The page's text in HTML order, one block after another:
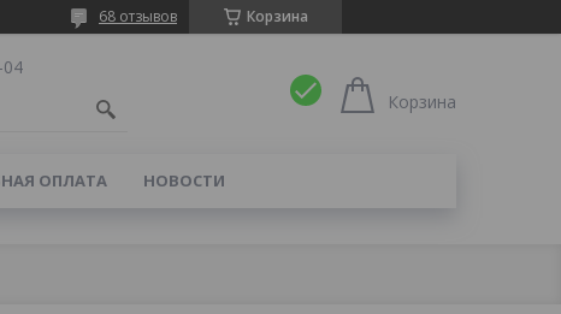
Корзина
68 отзывов
Корзина
ОПЛАТА НОВОСТИ